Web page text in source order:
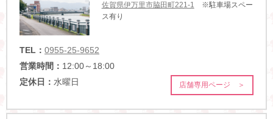
佐賀県伊万里市脇田町221-1 ※駐車場スペー
ス有り
TEL： 0955-25-9652
営業時間： 12:00～18:00
定休日： 水曜日 店舗専用ページ ＞